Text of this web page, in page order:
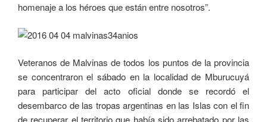
homenaje a los héroes que están entre nosotros”.
Veteranos de Malvinas de todos los puntos de la provincia
se concentraron el sábado en la localidad de Mburucuyá
para participar del acto oficial donde se recordó el
desembarco de las tropas argentinas en las Islas con el fin
de recuperar el territorio que había sido arrebatado por las